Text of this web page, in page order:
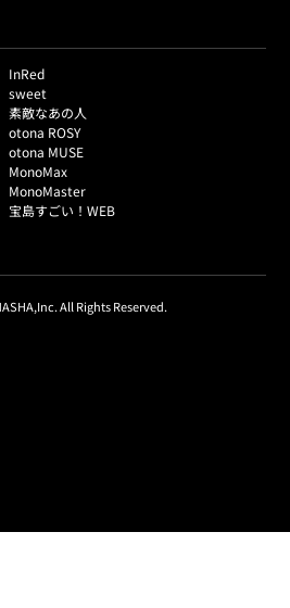
InRed
sweet
素敵なあの人
otona ROSY
otona MUSE
MonoMax
MonoMaster
宝島すごい！WEB
All Rights Reserved.